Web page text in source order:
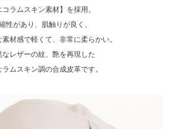
コラムスキン素材】を採用。
性があり、肌触りが良く、
材感で軽くて、非常に柔らかい。
なレザーの紋、艶を再現した
ラムスキン調の合成皮革です。